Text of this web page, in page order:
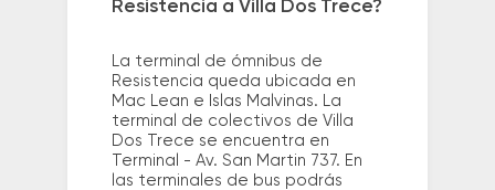
Resistencia a Villa Dos Trece?
La terminal de ómnibus de
Resistencia queda ubicada en
Mac Lean e Islas Malvinas. La
terminal de colectivos de Villa
Dos Trece se encuentra en
Terminal - Av. San Martin 737. En
las terminales de bus podrás